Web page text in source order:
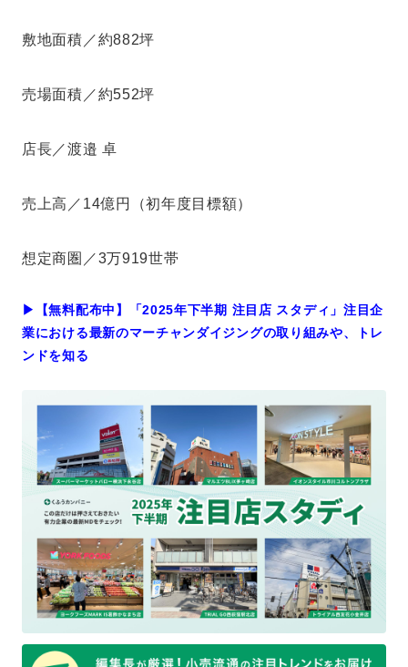
敷地面積／約882坪
売場面積／約552坪
店長／渡邉 卓
売上高／14億円（初年度目標額）
想定商圏／3万919世帯
▶︎【無料配布中】「2025年下半期 注目店 スタディ」注目企
業における最新のマーチャンダイジングの取り組みや、トレ
ンドを知る